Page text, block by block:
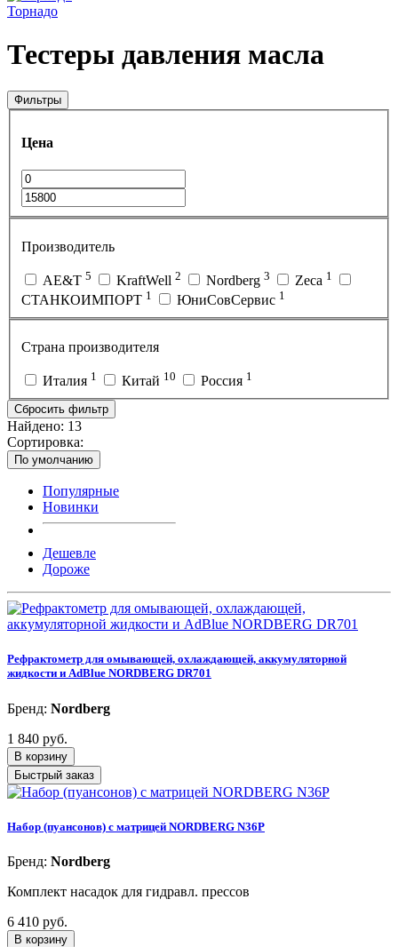
Торнадо
Тестеры давления масла
Фильтры
Цена
Производитель
AE&T 5 KraftWell 2 Nordberg 3 Zeca 1
СТАНКОИМПОРТ 1 ЮниСовСервис 1
Страна производителя
Италия 1 Китай 10 Россия 1
Сбросить фильтр
Найдено: 13
Сортировка:
По умолчанию
Популярные
Новинки
Дешевле
Дороже
Рефрактометр для омывающей, охлаждающей, аккумуляторной
жидкости и AdBlue NORDBERG DR701
Бренд: Nordberg
1 840 руб.
В корзину
Быстрый заказ
Набор (пуансонов) c матрицей NORDBERG N36P
Бренд: Nordberg
Комплект насадок для гидравл. прессов
6 410 руб.
В корзину